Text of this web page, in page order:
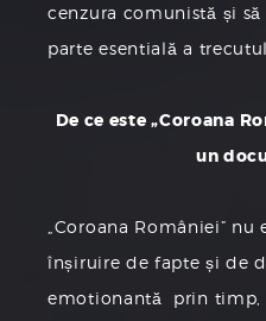
cenzura comunistă și
parte esentială a
De ce este „Coroana
un
„Coroana României”
înșiruire de fapte și de
emotionantă prin